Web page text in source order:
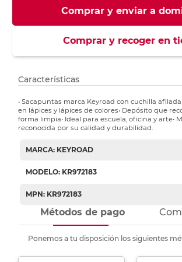
Comprar y enviar a
Comprar y recoger en
Características
• Sacapuntas marca Keyroad con cuchilla
en lápices y lápices de colores• Depósito que
forma limpia• Ideal para escuela, oficina y arte•
reconocida por su calidad y durabilidad.
MARCA: KEYROAD
MODELO: KR972183
MPN: KR972183
Métodos de pago
Ponemos a tu disposición los siguientes